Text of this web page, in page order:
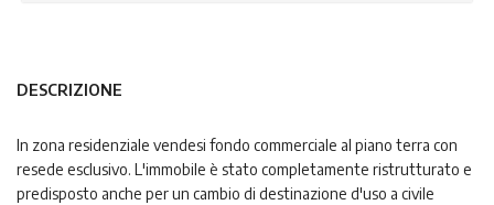
DESCRIZIONE
In zona residenziale vendesi fondo commerciale al piano terra con
resede esclusivo. L'immobile è stato completamente ristrutturato e
predisposto anche per un cambio di destinazione d'uso a civile